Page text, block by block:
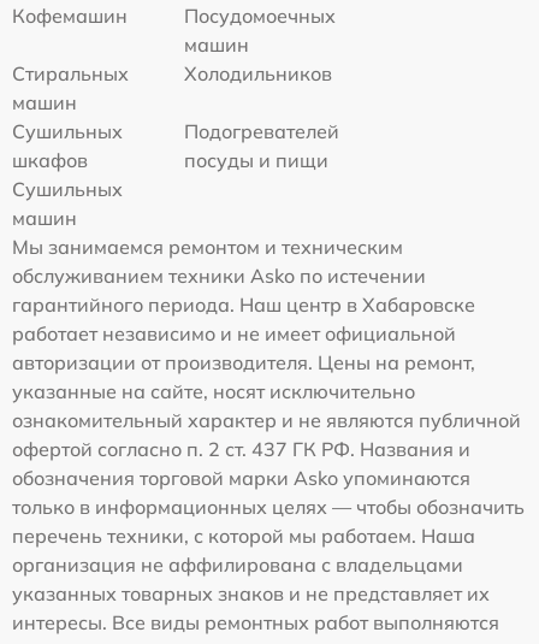
Кофемашин
Посудомоечных
машин
Стиральных
машин
Холодильников
Сушильных
шкафов
Подогревателей
посуды и пищи
Сушильных
машин
Мы занимаемся ремонтом и техническим
обслуживанием техники Asko по истечении
гарантийного периода. Наш центр в Хабаровске
работает независимо и не имеет официальной
авторизации от производителя. Цены на ремонт,
указанные на сайте, носят исключительно
ознакомительный характер и не являются публичной
офертой согласно п. 2 ст. 437 ГК РФ. Названия и
обозначения торговой марки Asko упоминаются
только в информационных целях — чтобы обозначить
перечень техники, с которой мы работаем. Наша
организация не аффилирована с владельцами
указанных товарных знаков и не представляет их
интересы. Все виды ремонтных работ выполняются